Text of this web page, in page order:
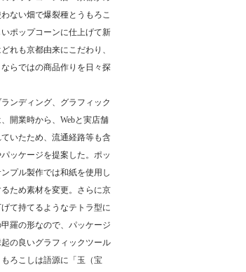
ない畑で爆裂種とうもろこ
ポップコーンに仕上げて新
れも京都由来にこだわり、
らではの商品作りを日々探
ンディング、グラフィック
開業時から、Webと実店舗
いたため、流通経路等も含
ッケージを提案した。ポッ
プル製作では和紙を使用し
ため素材を変更。さらに京
て持てるようなテトラ型に
羅の形なので、パッケージ
の良いグラフィックツール
ろこしは語源に「玉（宝